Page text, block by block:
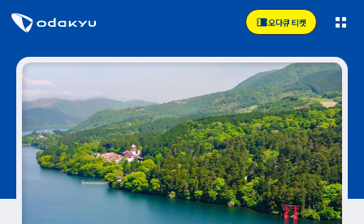
오다큐 티켓